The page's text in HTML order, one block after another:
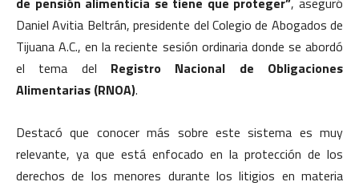
Daniel Avitia Beltrán, presidente del Colegio de Abogados de
Tijuana A.C., en la reciente sesión ordinaria donde se abordó
el tema del Registro Nacional de Obligaciones
Alimentarias (RNOA).
Destacó que conocer más sobre este sistema es muy
relevante, ya que está enfocado en la protección de los
derechos de los menores durante los litigios en materia